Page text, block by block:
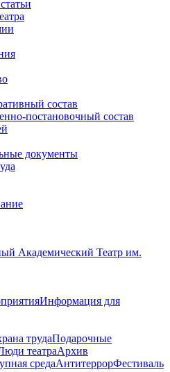
состав
постановочный состав
документы
Информация для
трудаПодарочные
театраАрхив
средаАнтитеррорФестиваль